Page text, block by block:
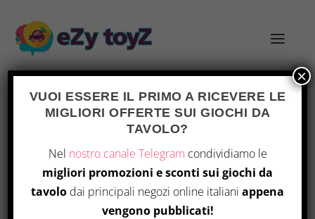
TAG:MINDBUG
VUOI ESSERE IL PRIMO A RICEVERE LE
MIGLIORI OFFERTE SUI GIOCHI DA
TAVOLO?
Nel nostro canale Telegram condividiamo le
migliori promozioni e sconti sui giochi da
tavolo dai principali negozi online italiani appena
vengono pubblicati!
×